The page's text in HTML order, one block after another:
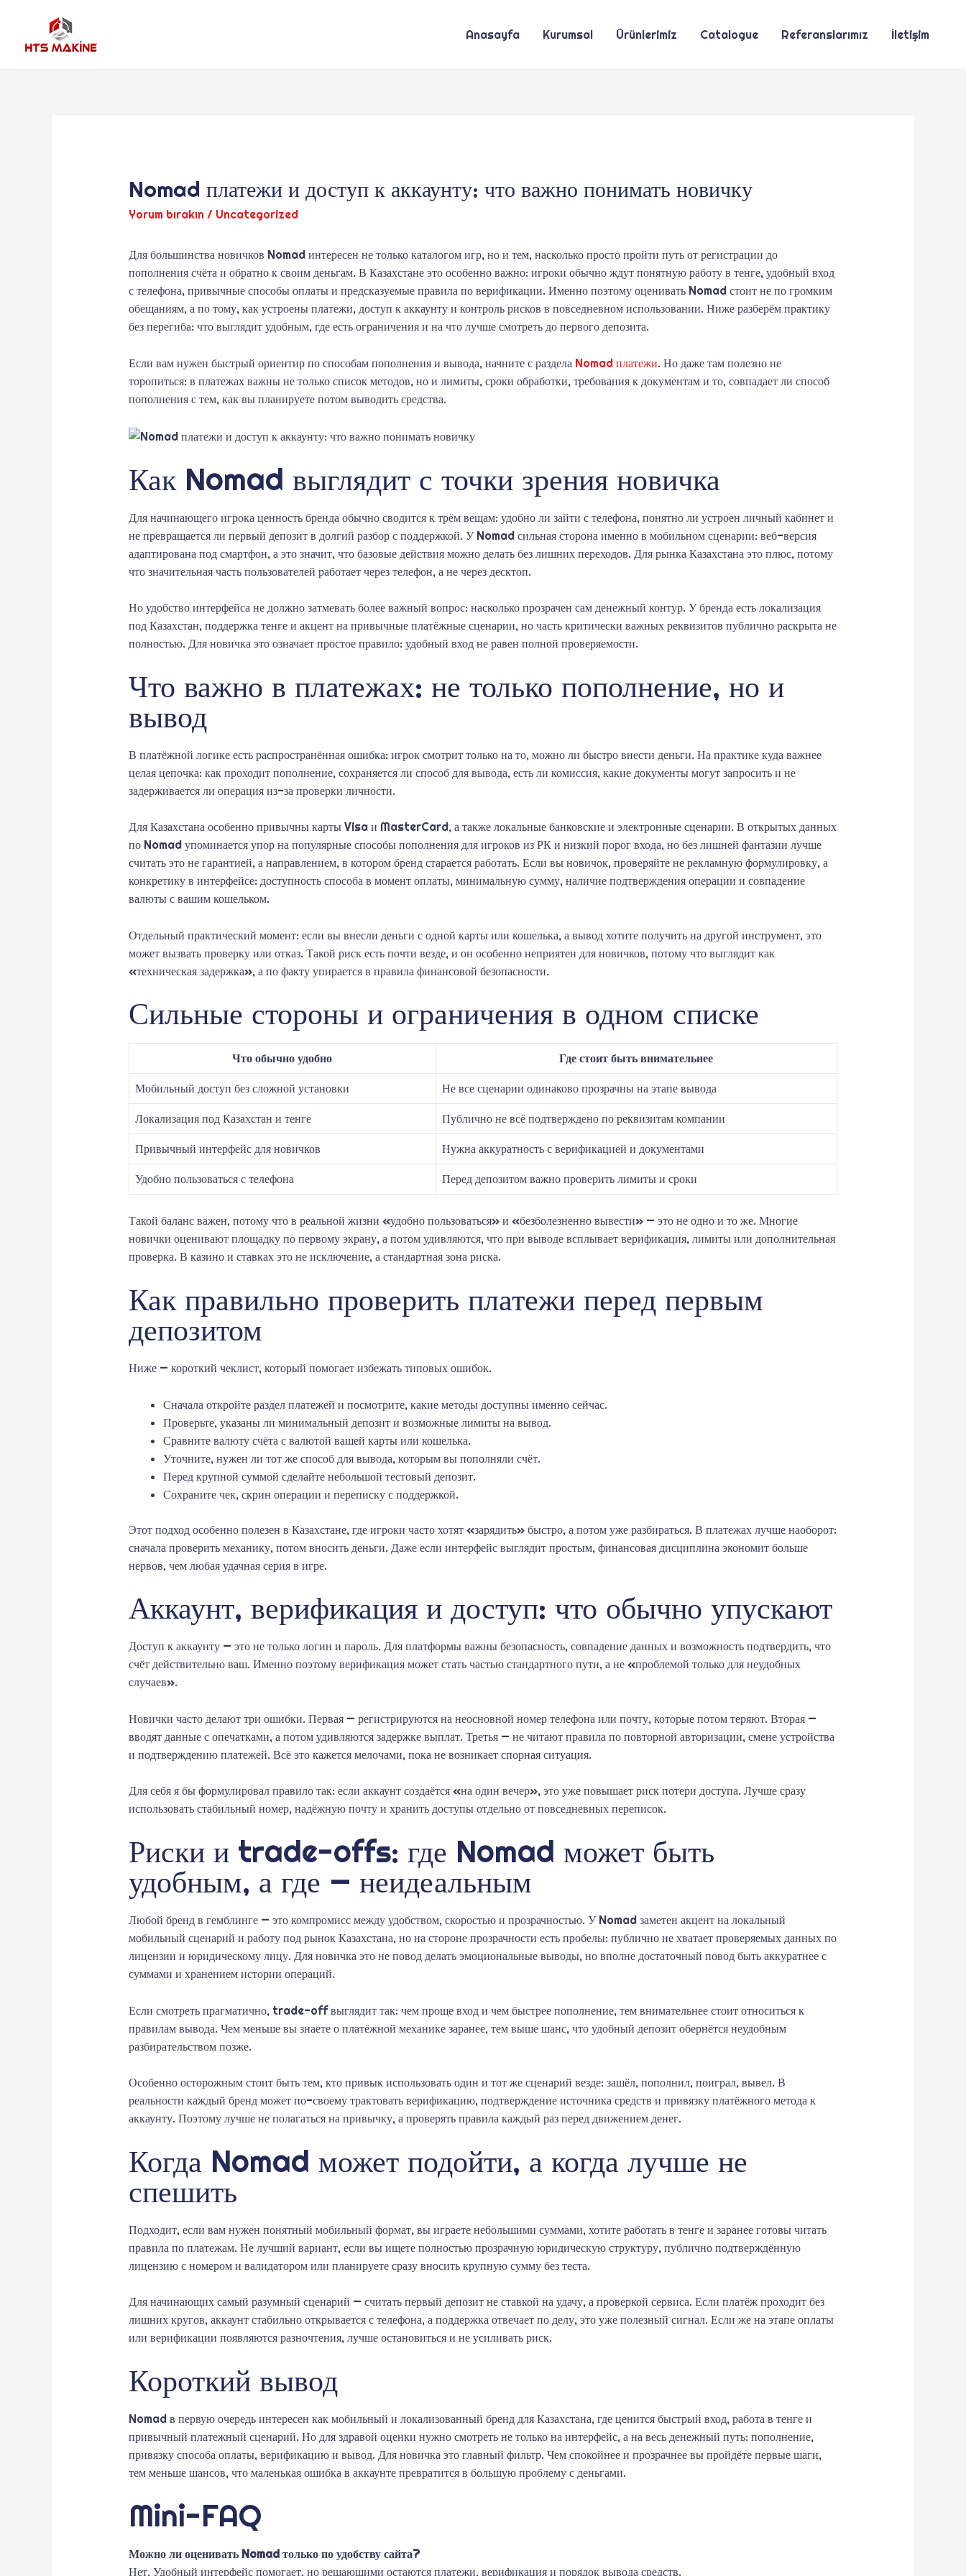
Anasayfa Kurumsal Ürünlerimiz Catalogue Referanslarımız İletişim
Nomad платежи и доступ к аккаунту: что важно понимать новичку
Yorum bırakın / Uncategorized
Для большинства новичков Nomad интересен не только каталогом игр, но и тем, насколько просто пройти путь от регистрации до
пополнения счёта и обратно к своим деньгам. В Казахстане это особенно важно: игроки обычно ждут понятную работу в тенге, удобный вход
с телефона, привычные способы оплаты и предсказуемые правила по верификации. Именно поэтому оценивать Nomad стоит не по громким
обещаниям, а по тому, как устроены платежи, доступ к аккаунту и контроль рисков в повседневном использовании. Ниже разберём практику
без перегиба: что выглядит удобным, где есть ограничения и на что лучше смотреть до первого депозита.
Если вам нужен быстрый ориентир по способам пополнения и вывода, начните с раздела Nomad платежи. Но даже там полезно не
торопиться: в платежах важны не только список методов, но и лимиты, сроки обработки, требования к документам и то, совпадает ли способ
пополнения с тем, как вы планируете потом выводить средства.
Как Nomad выглядит с точки зрения новичка
Для начинающего игрока ценность бренда обычно сводится к трём вещам: удобно ли зайти с телефона, понятно ли устроен личный кабинет и
не превращается ли первый депозит в долгий разбор с поддержкой. У Nomad сильная сторона именно в мобильном сценарии: веб-версия
адаптирована под смартфон, а это значит, что базовые действия можно делать без лишних переходов. Для рынка Казахстана это плюс, потому
что значительная часть пользователей работает через телефон, а не через десктоп.
Но удобство интерфейса не должно затмевать более важный вопрос: насколько прозрачен сам денежный контур. У бренда есть локализация
под Казахстан, поддержка тенге и акцент на привычные платёжные сценарии, но часть критически важных реквизитов публично раскрыта не
полностью. Для новичка это означает простое правило: удобный вход не равен полной проверяемости.
Что важно в платежах: не только пополнение, но и
вывод
В платёжной логике есть распространённая ошибка: игрок смотрит только на то, можно ли быстро внести деньги. На практике куда важнее
целая цепочка: как проходит пополнение, сохраняется ли способ для вывода, есть ли комиссия, какие документы могут запросить и не
задерживается ли операция из-за проверки личности.
Для Казахстана особенно привычны карты Visa и MasterCard, а также локальные банковские и электронные сценарии. В открытых данных
по Nomad упоминается упор на популярные способы пополнения для игроков из РК и низкий порог входа, но без лишней фантазии лучше
считать это не гарантией, а направлением, в котором бренд старается работать. Если вы новичок, проверяйте не рекламную формулировку, а
конкретику в интерфейсе: доступность способа в момент оплаты, минимальную сумму, наличие подтверждения операции и совпадение
валюты с вашим кошельком.
Отдельный практический момент: если вы внесли деньги с одной карты или кошелька, а вывод хотите получить на другой инструмент, это
может вызвать проверку или отказ. Такой риск есть почти везде, и он особенно неприятен для новичков, потому что выглядит как
«техническая задержка», а по факту упирается в правила финансовой безопасности.
Сильные стороны и ограничения в одном списке
Что обычно удобно Где стоит быть внимательнее
Мобильный доступ без сложной установки Не все сценарии одинаково прозрачны на этапе вывода
Локализация под Казахстан и тенге Публично не всё подтверждено по реквизитам компании
Привычный интерфейс для новичков Нужна аккуратность с верификацией и документами
Удобно пользоваться с телефона Перед депозитом важно проверить лимиты и сроки
Такой баланс важен, потому что в реальной жизни «удобно пользоваться» и «безболезненно вывести» — это не одно и то же. Многие
новички оценивают площадку по первому экрану, а потом удивляются, что при выводе всплывает верификация, лимиты или дополнительная
проверка. В казино и ставках это не исключение, а стандартная зона риска.
Как правильно проверить платежи перед первым
депозитом
Ниже — короткий чеклист, который помогает избежать типовых ошибок.
Сначала откройте раздел платежей и посмотрите, какие методы доступны именно сейчас.
Проверьте, указаны ли минимальный депозит и возможные лимиты на вывод.
Сравните валюту счёта с валютой вашей карты или кошелька.
Уточните, нужен ли тот же способ для вывода, которым вы пополняли счёт.
Перед крупной суммой сделайте небольшой тестовый депозит.
Сохраните чек, скрин операции и переписку с поддержкой.
Этот подход особенно полезен в Казахстане, где игроки часто хотят «зарядить» быстро, а потом уже разбираться. В платежах лучше наоборот:
сначала проверить механику, потом вносить деньги. Даже если интерфейс выглядит простым, финансовая дисциплина экономит больше
нервов, чем любая удачная серия в игре.
Аккаунт, верификация и доступ: что обычно упускают
Доступ к аккаунту — это не только логин и пароль. Для платформы важны безопасность, совпадение данных и возможность подтвердить, что
счёт действительно ваш. Именно поэтому верификация может стать частью стандартного пути, а не «проблемой только для неудобных
случаев».
Новички часто делают три ошибки. Первая — регистрируются на неосновной номер телефона или почту, которые потом теряют. Вторая —
вводят данные с опечатками, а потом удивляются задержке выплат. Третья — не читают правила по повторной авторизации, смене устройства
и подтверждению платежей. Всё это кажется мелочами, пока не возникает спорная ситуация.
Для себя я бы формулировал правило так: если аккаунт создаётся «на один вечер», это уже повышает риск потери доступа. Лучше сразу
использовать стабильный номер, надёжную почту и хранить доступы отдельно от повседневных переписок.
Риски и trade-offs: где Nomad может быть
удобным, а где — неидеальным
Любой бренд в гемблинге — это компромисс между удобством, скоростью и прозрачностью. У Nomad заметен акцент на локальный
мобильный сценарий и работу под рынок Казахстана, но на стороне прозрачности есть пробелы: публично не хватает проверяемых данных по
лицензии и юридическому лицу. Для новичка это не повод делать эмоциональные выводы, но вполне достаточный повод быть аккуратнее с
суммами и хранением истории операций.
Если смотреть прагматично, trade-off выглядит так: чем проще вход и чем быстрее пополнение, тем внимательнее стоит относиться к
правилам вывода. Чем меньше вы знаете о платёжной механике заранее, тем выше шанс, что удобный депозит обернётся неудобным
разбирательством позже.
Особенно осторожным стоит быть тем, кто привык использовать один и тот же сценарий везде: зашёл, пополнил, поиграл, вывел. В
реальности каждый бренд может по-своему трактовать верификацию, подтверждение источника средств и привязку платёжного метода к
аккаунту. Поэтому лучше не полагаться на привычку, а проверять правила каждый раз перед движением денег.
Когда Nomad может подойти, а когда лучше не
спешить
Подходит, если вам нужен понятный мобильный формат, вы играете небольшими суммами, хотите работать в тенге и заранее готовы читать
правила по платежам. Не лучший вариант, если вы ищете полностью прозрачную юридическую структуру, публично подтверждённую
лицензию с номером и валидатором или планируете сразу вносить крупную сумму без теста.
Для начинающих самый разумный сценарий — считать первый депозит не ставкой на удачу, а проверкой сервиса. Если платёж проходит без
лишних кругов, аккаунт стабильно открывается с телефона, а поддержка отвечает по делу, это уже полезный сигнал. Если же на этапе оплаты
или верификации появляются разночтения, лучше остановиться и не усиливать риск.
Короткий вывод
Nomad в первую очередь интересен как мобильный и локализованный бренд для Казахстана, где ценится быстрый вход, работа в тенге и
привычный платежный сценарий. Но для здравой оценки нужно смотреть не только на интерфейс, а на весь денежный путь: пополнение,
привязку способа оплаты, верификацию и вывод. Для новичка это главный фильтр. Чем спокойнее и прозрачнее вы пройдёте первые шаги,
тем меньше шансов, что маленькая ошибка в аккаунте превратится в большую проблему с деньгами.
Mini-FAQ
Можно ли оценивать Nomad только по удобству сайта?
Нет. Удобный интерфейс помогает, но решающими остаются платежи, верификация и порядок вывода средств.